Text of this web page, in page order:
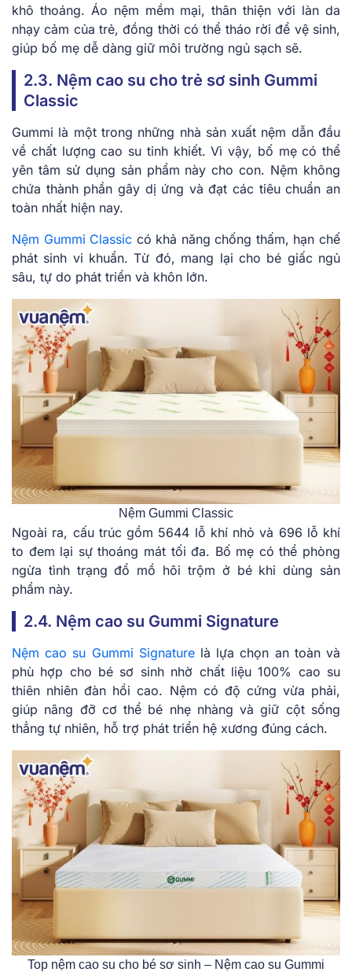
khô thoáng. Áo nệm mềm mại, thân thiện với làn da
nhạy cảm của trẻ, đồng thời có thể tháo rời để vệ sinh,
giúp bố mẹ dễ dàng giữ môi trường ngủ sạch sẽ.
2.3. ͏Nệm cao su cho trẻ sơ sinh Gummi
Classic
Gummi là một trong những nhà sản xuất nệm dẫn đầu
về chất lượng cao su tinh khiết. Vì vậy, bố mẹ có thể
yên tâm sử dụng sản phẩm này cho con. Nệm không
chứa thành phần gây dị ứng và đạt các tiêu chuẩn an
toàn nhất hiện nay.
Nệm Gummi Classic có khả năng chống thấm, hạn chế
phát sinh vi khuẩn. Từ đó, mang lại cho bé giấc ngủ
sâu, tự do phát triển và khôn lớn.
Nệm Gummi Classic
Ngoài ra, cấu trúc gồm 5644 lỗ khí nhỏ và 696 lỗ khí
to đem lại sự thoáng mát tối đa. Bố mẹ có thể phòng
ngừa tình trạng đổ mồ hôi trộm ở bé khi dùng sản
phẩm này.
2.4. Nệm cao su Gummi Signature
Nệm cao su Gummi Signaturelà lựa chọn an toàn và
phù hợp cho bé sơ sinh nhờ chất liệu 100% cao su
thiên nhiên đàn hồi cao. Nệm có độ cứng vừa phải,
giúp nâng đỡ cơ thể bé nhẹ nhàng và giữ cột sống
thẳng tự nhiên, hỗ trợ phát triển hệ xương đúng cách.
Top nệm cao su cho bé sơ sinh – Nệm cao su Gummi